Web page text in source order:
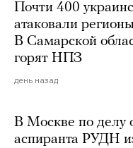
Почти 400
атаковали
В Самарской
горят НПЗ
день назад
В Москве по делу
аспиранта РУДН